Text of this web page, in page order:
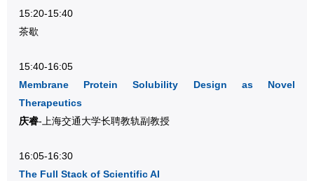
15:20-15:40
茶歇
15:40-16:05
Membrane Protein Solubility Design as Novel
Therapeutics
庆睿-上海交通大学长聘教轨副教授
16:05-16:30
The Full Stack of Scientific AI